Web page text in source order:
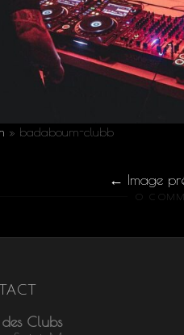
» badaboum-clubb
Image
0
des Clubs